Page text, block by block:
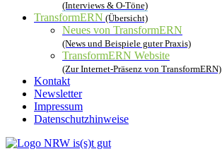
(Interviews & O-Töne)
TransformERN (Übersicht)
Neues von TransformERN
(News und Beispiele guter Praxis)
TransformERN Website
(Zur Internet-Präsenz von TransformERN)
Kontakt
Newsletter
Impressum
Datenschutzhinweise